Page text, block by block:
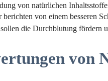
von natürlichen
von einem besseren
die Durchblutung fördern
von